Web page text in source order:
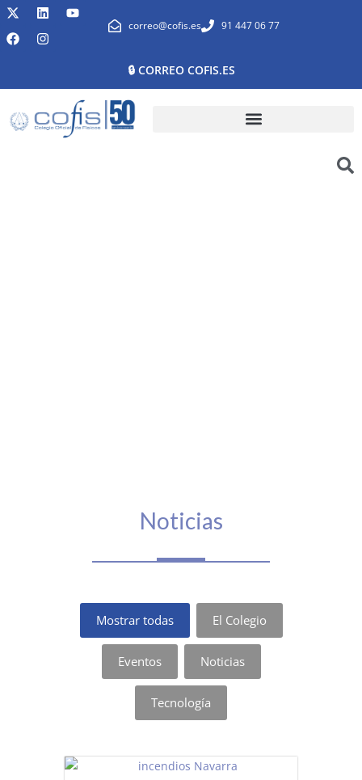
correo@cofis.es 91 447 06 77
🔒 CORREO COFIS.ES
Noticias
Mostrar todas El Colegio
Eventos Noticias
Tecnología